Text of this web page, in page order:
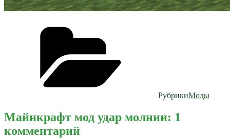
РубрикиМоды
Майнкрафт мод удар молнии: 1
комментарий